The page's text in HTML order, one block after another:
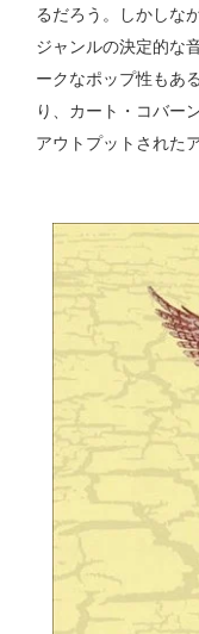
るだろう。しかしな
ジャンルの決定的な
ークなポップ性もあ
り、カート・コバー
アウトプットされた